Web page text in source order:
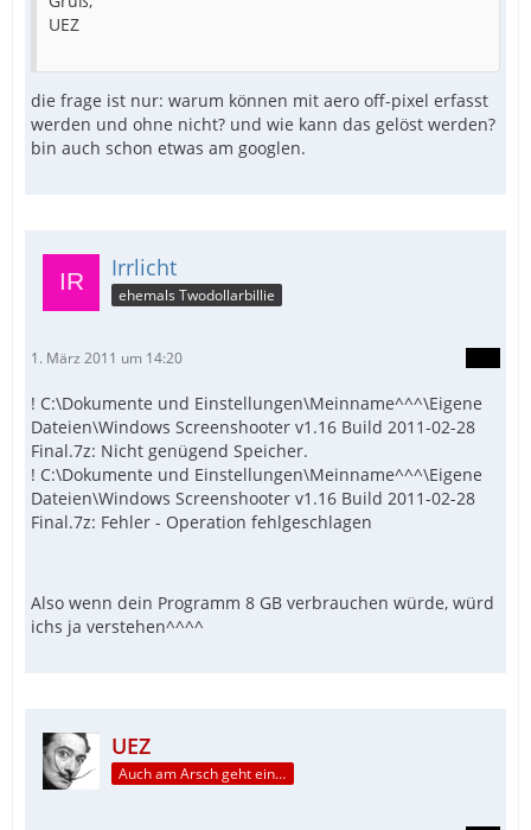
UEZ
die frage ist nur: warum können mit aero off-pixel erfasst
werden und ohne nicht? und wie kann das gelöst werden?
bin auch schon etwas am googlen.
Irrlicht
ehemals Twodollarbillie
1. März 2011 um 14:20
! C:\Dokumente und Einstellungen\Meinname^^^\Eigene
Dateien\Windows Screenshooter v1.16 Build 2011-02-28
Final.7z: Nicht genügend Speicher.
! C:\Dokumente und Einstellungen\Meinname^^^\Eigene
Dateien\Windows Screenshooter v1.16 Build 2011-02-28
Final.7z: Fehler - Operation fehlgeschlagen
Also wenn dein Programm 8 GB verbrauchen würde, würd
ichs ja verstehen^^^^
UEZ
Auch am Arsch geht ein Weg vorbei...